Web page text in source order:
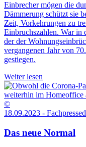
Einbrecher mögen die
Dämmerung schützt sie
Zeit, Vorkehrungen zu
Einbruchszahlen. War in
der der
vergangenen Jahr von
gestiegen.
Weiter lesen
©
18.09.2023 -
Das neue Normal